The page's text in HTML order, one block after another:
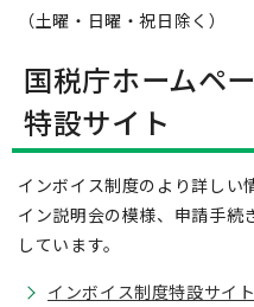
（土曜・日曜・祝日除く）
国税庁ホームペ
特設サイト
インボイス制度のより詳しい
イン説明会の模様、申請手続
しています。
インボイス制度特設サイト